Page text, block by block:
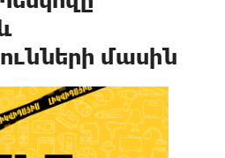
մասին